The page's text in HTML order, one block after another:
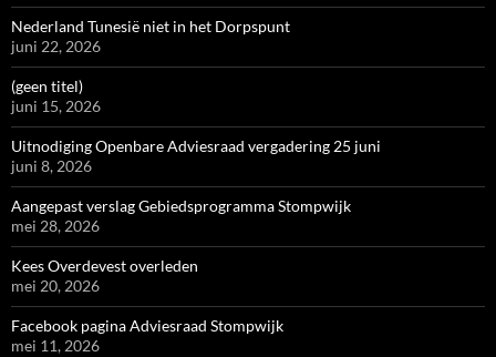
Nederland Tunesië niet in het Dorpspunt
juni 22, 2026
(geen titel)
juni 15, 2026
Uitnodiging Openbare Adviesraad vergadering 25 juni
juni 8, 2026
Aangepast verslag Gebiedsprogramma Stompwijk
mei 28, 2026
Kees Overdevest overleden
mei 20, 2026
Facebook pagina Adviesraad Stompwijk
mei 11, 2026